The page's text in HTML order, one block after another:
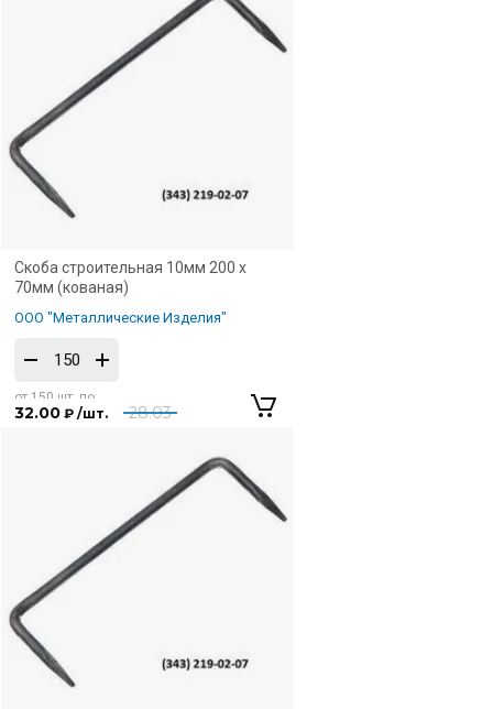
Скоба строительная 10мм 200 х
70мм (кованая)
ООО "Металлические Изделия"
28.03
32.00 ₽ /шт.
от 150 шт. по
150 шт.